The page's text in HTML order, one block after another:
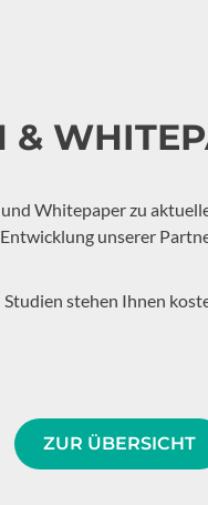
&
Whitepaper zu
unserer
stehen Ihnen
ZUR ÜBERSICHT